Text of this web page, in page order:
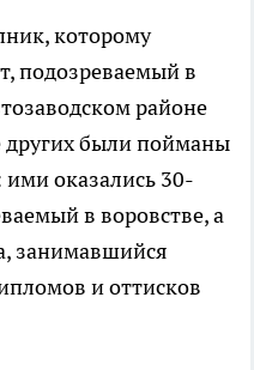
которому
подозреваемый в
районе
были пойманы
оказались 30-
в воровстве, а
занимавшийся
и оттисков